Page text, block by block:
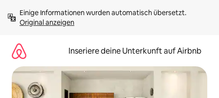
Inhalten
springenOriginal anzeigen
Inseriere deine Unterkunft auf Airbnb